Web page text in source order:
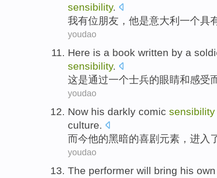
sensibility.
我有位 朋友， 他是意大利 一个具
youdao
Here is a book written by a
sensibility.
这是通过一个士兵的眼睛和感受
youdao
Now his darkly comic sensibility
culture.
而今他的黑暗的喜剧元素 ， 进入
youdao
The performer will bring his own